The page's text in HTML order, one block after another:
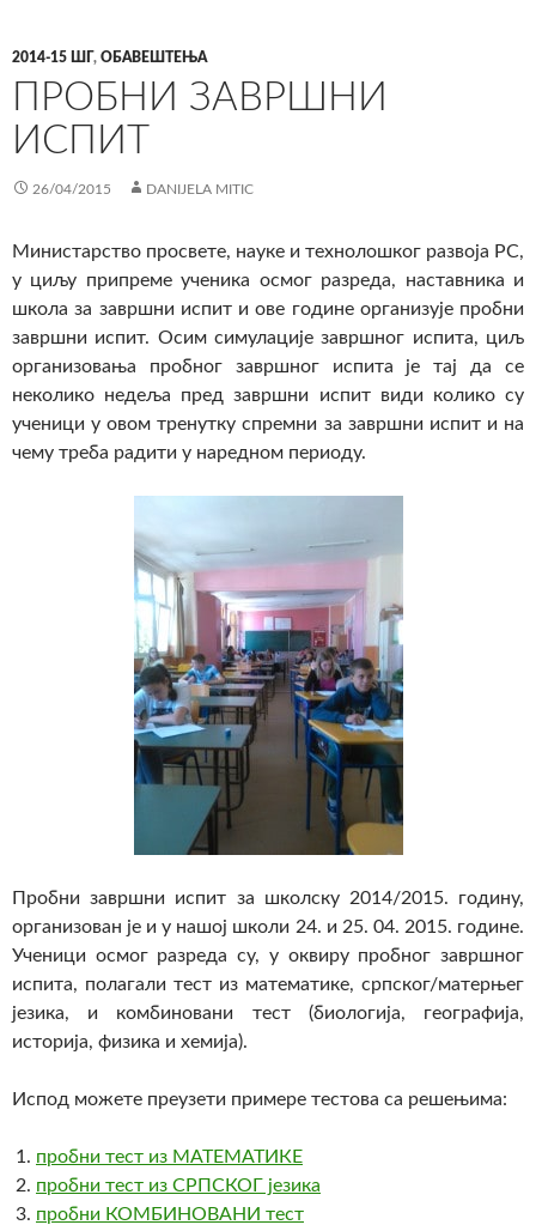
2014-15 ШГ, ОБАВЕШТЕЊА
ПРОБНИ ЗАВРШНИ
ИСПИТ
26/04/2015 DANIJELA MITIC
Министарство просвете, науке и технолошког развоја РС,
у циљу припреме ученика осмог разреда, наставника и
школа за завршни испит и ове године организује пробни
завршни испит. Осим симулације завршног испита, циљ
организовања пробног завршног испита је тај да се
неколико недеља пред завршни испит види колико су
ученици у овом тренутку спремни за завршни испит и на
чему треба радити у наредном периоду.
Пробни завршни испит за школску 2014/2015. годину,
организован је и у нашој школи 24. и 25. 04. 2015. године.
Ученици осмог разреда су, у оквиру пробног завршног
испита, полагали тест из математике, српског/матерњег
језика, и комбиновани тест (биологија, географија,
историја, физика и хемија).
Испод можете преузети примере тестова са решењима:
пробни тест из МАТЕМАТИКЕ
пробни тест из СРПСКОГ језика
пробни КОМБИНОВАНИ тест